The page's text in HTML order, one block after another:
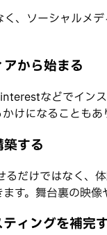
、ソーシャルメ
から始まる
などでイン
けになることもあ
する
るだけではなく、
す。舞台裏の映
ィングを補完